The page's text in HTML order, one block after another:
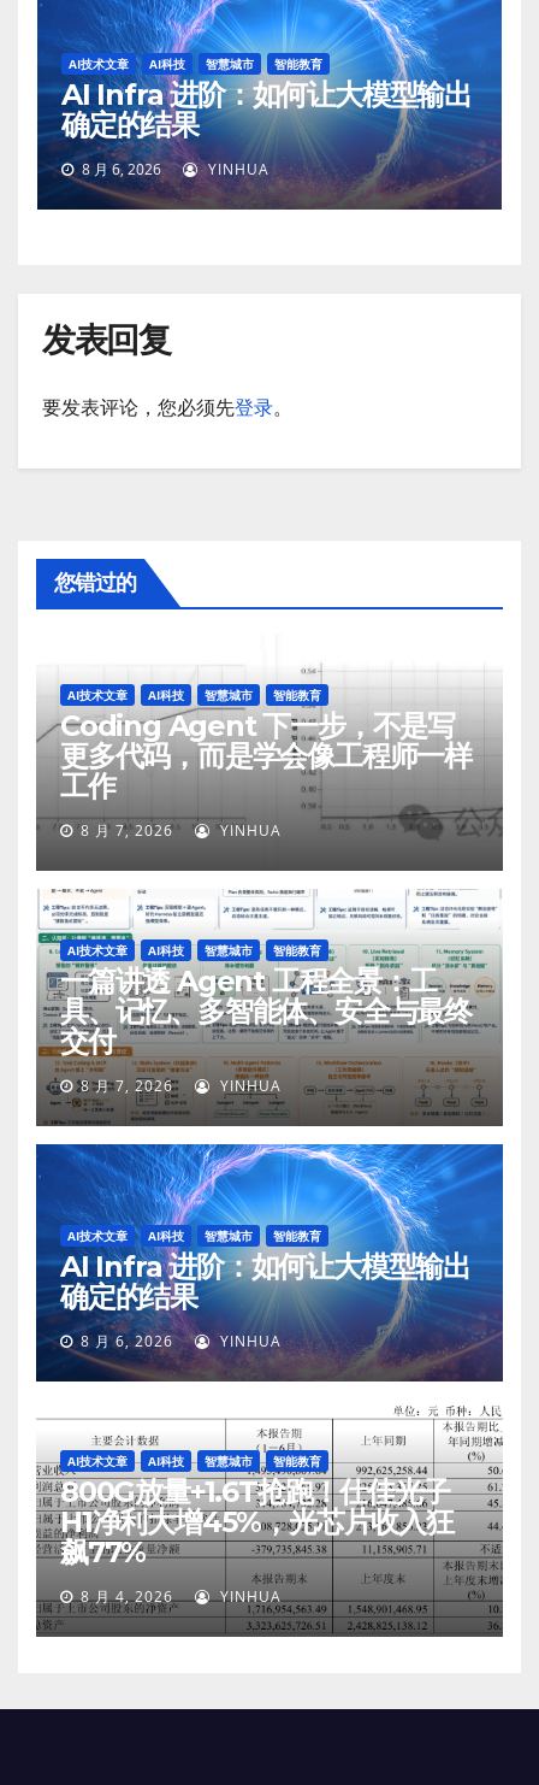
AI技术文章 AI科技 智慧城市 智能教育
AI Infra 进阶：如何让大模型输出
确定的结果
8 月 6, 2026 YINHUA
发表回复
要发表评论，您必须先登录。
您错过的
AI技术文章 AI科技 智慧城市 智能教育
Coding Agent 下一步，不是写
更多代码，而是学会像工程师一样
工作
8 月 7, 2026 YINHUA
AI技术文章 AI科技 智慧城市 智能教育
一篇讲透 Agent 工程全景：工
具、记忆、多智能体、安全与最终
交付
8 月 7, 2026 YINHUA
AI技术文章 AI科技 智慧城市 智能教育
AI Infra 进阶：如何让大模型输出
确定的结果
8 月 6, 2026 YINHUA
AI技术文章 AI科技 智慧城市 智能教育
800G放量+1.6T抢跑！仕佳光子
H1净利大增45%，光芯片收入狂
飙77%
8 月 4, 2026 YINHUA